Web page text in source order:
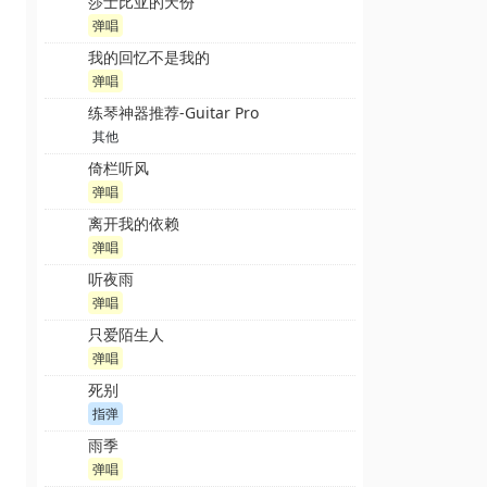
弹唱
我的回忆不是我的
弹唱
练琴神器推荐-Guitar Pro
其他
倚栏听风
弹唱
离开我的依赖
弹唱
听夜雨
弹唱
只爱陌生人
弹唱
死别
指弹
雨季
弹唱